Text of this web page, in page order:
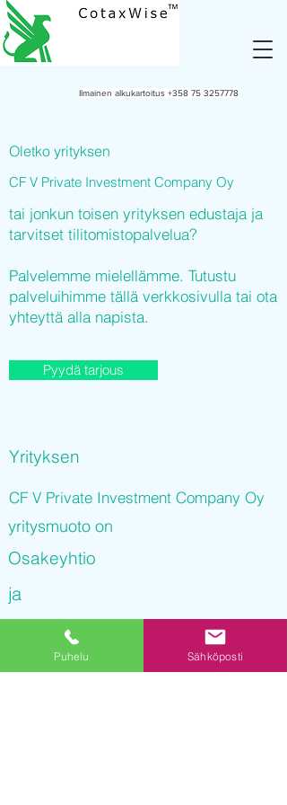
Ilmainen alkukartoitus +358 75 3257778
Oletko yrityksen
CF V Private Investment Company Oy
tai jonkun toisen yrityksen edustaja ja
tarvitset tilitomistopalvelua?
Palvelemme mielellämme. Tutustu
palveluihimme tällä verkkosivulla tai ota
yhteyttä alla napista.
Pyydä tarjous
Yrityksen
CF V Private Investment Company Oy
yritysmuoto on
Osakeyhtio
ja
CF V Private Investment Company Oy
on rekisteröity kaupparekisteriin
Puhelu Sähköposti